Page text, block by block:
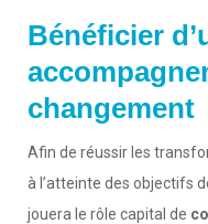
Bénéficier
changement
Afin de réussir les
à l’atteinte des objectifs
jouera le rôle capital de